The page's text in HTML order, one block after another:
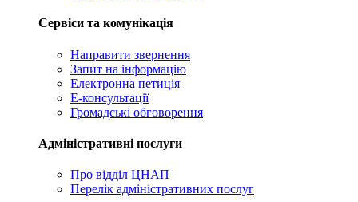
Сервіси та комунікація
Направити звернення
Запит на інформацію
Електронна петиція
Е-консультації
Громадські обговорення
Адміністративні послуги
Про відділ ЦНАП
Перелік адміністративних послуг